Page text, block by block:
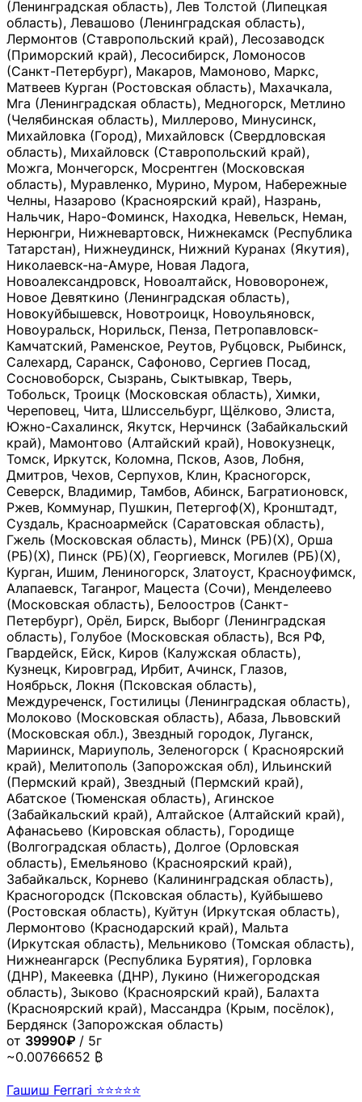
(Ленинградская область), Лев Толстой (Липецкая
область), Левашово (Ленинградская область),
Лермонтов (Ставропольский край), Лесозаводск
(Приморский край), Лесосибирск, Ломоносов
(Санкт-Петербург), Макаров, Мамоново, Маркс,
Матвеев Курган (Ростовская область), Махачкала,
Мга (Ленинградская область), Медногорск, Метлино
(Челябинская область), Миллерово, Минусинск,
Михайловка (Город), Михайловск (Свердловская
область), Михайловск (Ставропольский край),
Можга, Мончегорск, Мосрентген (Московская
область), Муравленко, Мурино, Муром, Набережные
Челны, Назарово (Красноярский край), Назрань,
Нальчик, Наро-Фоминск, Находка, Невельск, Неман,
Нерюнгри, Нижневартовск, Нижнекамск (Республика
Татарстан), Нижнеудинск, Нижний Куранах (Якутия),
Николаевск-на-Амуре, Новая Ладога,
Новоалександровск, Новоалтайск, Нововоронеж,
Новое Девяткино (Ленинградская область),
Новокуйбышевск, Новотроицк, Новоульяновск,
Новоуральск, Норильск, Пенза, Петропавловск-
Камчатский, Раменское, Реутов, Рубцовск, Рыбинск,
Салехард, Саранск, Сафоново, Сергиев Посад,
Сосновоборск, Сызрань, Сыктывкар, Тверь,
Тобольск, Троицк (Московская область), Химки,
Череповец, Чита, Шлиссельбург, Щёлково, Элиста,
Южно-Сахалинск, Якутск, Нерчинск (Забайкальский
край), Мамонтово (Алтайский край), Новокузнецк,
Томск, Иркутск, Коломна, Псков, Азов, Лобня,
Дмитров, Чехов, Серпухов, Клин, Красногорск,
Северск, Владимир, Тамбов, Абинск, Багратионовск,
Ржев, Коммунар, Пушкин, Петергоф(Х), Кронштадт,
Суздаль, Красноармейск (Саратовская область),
Гжель (Московская область), Минск (РБ)(Х), Орша
(РБ)(Х), Пинск (РБ)(Х), Георгиевск, Могилев (РБ)(Х),
Курган, Ишим, Лениногорск, Златоуст, Красноуфимск,
Алапаевск, Таганрог, Мацеста (Сочи), Менделеево
(Московская область), Белоостров (Санкт-
Петербург), Орёл, Бирск, Выборг (Ленинградская
область), Голубое (Московская область), Вся РФ,
Гвардейск, Ейск, Киров (Калужская область),
Кузнецк, Кировград, Ирбит, Ачинск, Глазов,
Ноябрьск, Локня (Псковская область),
Междуреченск, Гостилицы (Ленинградская область),
Молоково (Московская область), Абаза, Львовский
(Московская обл.), Звездный городок, Луганск,
Мариинск, Мариуполь, Зеленогорск ( Красноярский
край), Мелитополь (Запорожская обл), Ильинский
(Пермский край), Звездный (Пермский край),
Абатское (Тюменская область), Агинское
(Забайкальский край), Алтайское (Алтайский край),
Афанасьево (Кировская область), Городище
(Волгоградская область), Долгое (Орловская
область), Емельяново (Красноярский край),
Забайкальск, Корнево (Калининградская область),
Красногородск (Псковская область), Куйбышево
(Ростовская область), Куйтун (Иркутская область),
Лермонтово (Краснодарский край), Мальта
(Иркутская область), Мельниково (Томская область),
Нижнеангарск (Республика Бурятия), Горловка
(ДНР), Макеевка (ДНР), Лукино (Нижегородская
область), Зыково (Красноярский край), Балахта
(Красноярский край), Массандра (Крым, посёлок),
Бердянск (Запорожская область)
от 39990₽ / 5г
~0.00766652 ₿
Гашиш Ferrari ⭐⭐⭐⭐⭐